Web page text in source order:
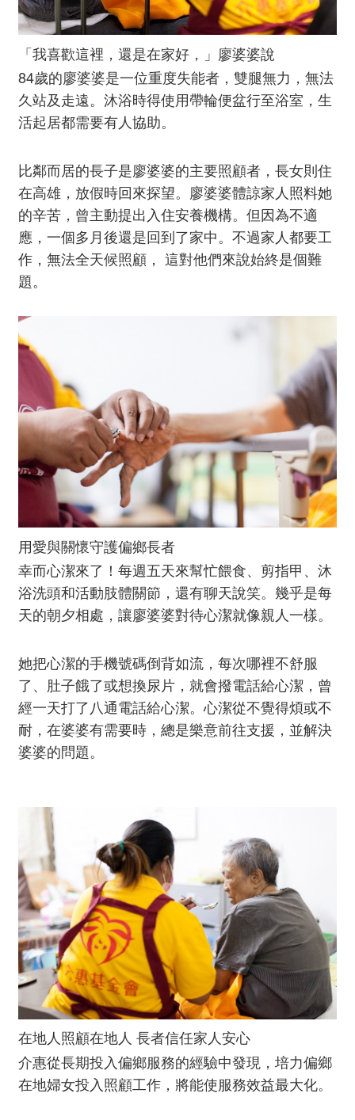
「我喜歡這裡，還是在家好，」廖婆婆說
84歲的廖婆婆是一位重度失能者，雙腿無力，無法
久站及走遠。沐浴時得使用帶輪便盆行至浴室，生
活起居都需要有人協助。
比鄰而居的長子是廖婆婆的主要照顧者，長女則住
在高雄，放假時回來探望。廖婆婆體諒家人照料她
的辛苦，曾主動提出入住安養機構。但因為不適
應，一個多月後還是回到了家中。不過家人都要工
作，無法全天候照顧， 這對他們來說始終是個難
題。
用愛與關懷守護偏鄉長者
幸而心潔來了！每週五天來幫忙餵食、剪指甲、沐
浴洗頭和活動肢體關節，還有聊天說笑。幾乎是每
天的朝夕相處，讓廖婆婆對待心潔就像親人一樣。
她把心潔的手機號碼倒背如流，每次哪裡不舒服
了、肚子餓了或想換尿片，就會撥電話給心潔，曾
經一天打了八通電話給心潔。心潔從不覺得煩或不
耐，在婆婆有需要時，總是樂意前往支援，並解決
婆婆的問題。
在地人照顧在地人 長者信任家人安心
介惠從長期投入偏鄉服務的經驗中發現，培力偏鄉
在地婦女投入照顧工作，將能使服務效益最大化。